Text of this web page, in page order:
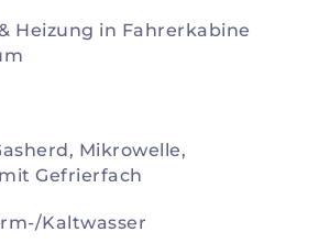
Heizung in Fahrerkabine
Mikrowelle,
Gefrierfach
Kaltwasser